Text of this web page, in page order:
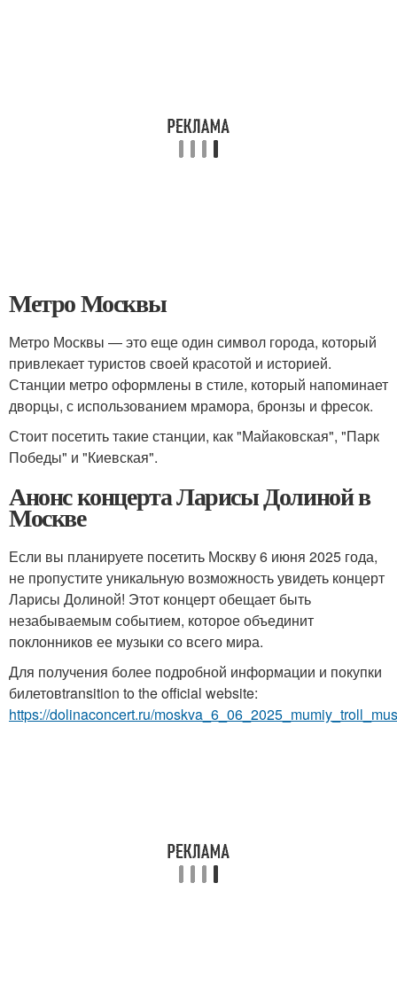
Метро Москвы
Метро Москвы — это еще один символ города, который
привлекает туристов своей красотой и историей.
Станции метро оформлены в стиле, который напоминает
дворцы, с использованием мрамора, бронзы и фресок.
Стоит посетить такие станции, как "Майаковская", "Парк
Победы" и "Киевская".
Анонс концерта Ларисы Долиной в
Москве
Если вы планируете посетить Москву 6 июня 2025 года,
не пропустите уникальную возможность увидеть концерт
Ларисы Долиной! Этот концерт обещает быть
незабываемым событием, которое объединит
поклонников ее музыки со всего мира.
Для получения более подробной информации и покупки
билетовtransition to the official website:
https://dolinaconcert.ru/